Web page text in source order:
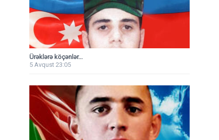
Ürəklərə köçənlər...
5 Avqust 23:05